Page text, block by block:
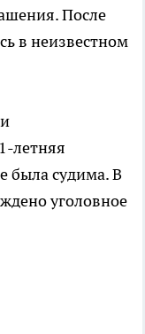
После
в неизвестном
летняя
была судима. В
уголовное